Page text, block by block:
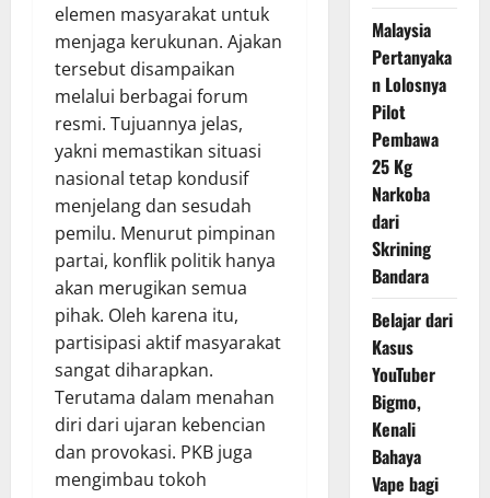
elemen masyarakat untuk
menjaga kerukunan. Ajakan
tersebut disampaikan
melalui berbagai forum
resmi. Tujuannya jelas,
yakni memastikan situasi
nasional tetap kondusif
menjelang dan sesudah
pemilu. Menurut pimpinan
partai, konflik politik hanya
akan merugikan semua
pihak. Oleh karena itu,
partisipasi aktif masyarakat
sangat diharapkan.
Terutama dalam menahan
diri dari ujaran kebencian
dan provokasi. PKB juga
mengimbau tokoh
Malaysia
Pertanyaka
n Lolosnya
Pilot
Pembawa
25 Kg
Narkoba
dari
Skrining
Bandara
Belajar dari
Kasus
YouTuber
Bigmo,
Kenali
Bahaya
Vape bagi